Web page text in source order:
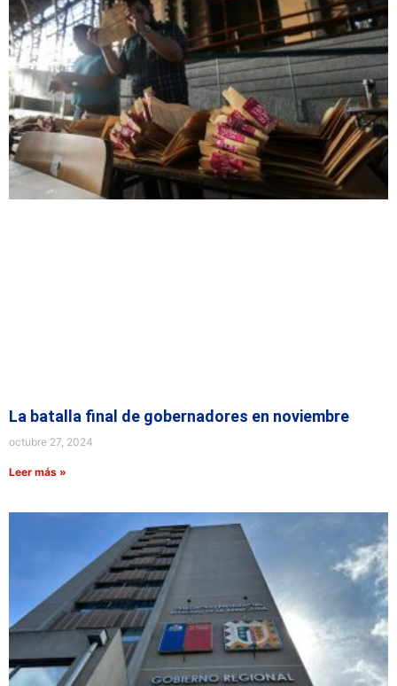
La batalla final de gobernadores en noviembre
octubre 27, 2024
Leer más »